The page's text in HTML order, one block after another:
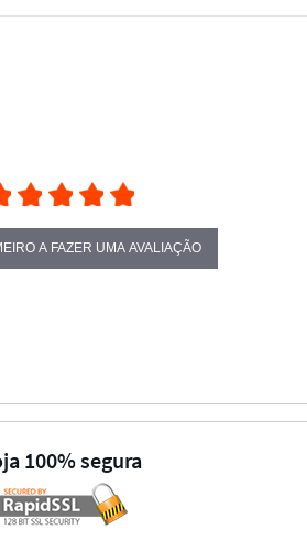
A FAZER UMA AVALIAÇÃO